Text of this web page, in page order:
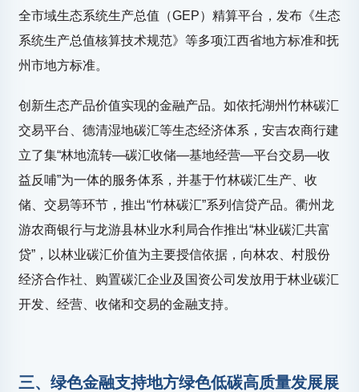
全市域生态系统生产总值（GEP）精算平台，发布《生态
系统生产总值核算技术规范》等多项江西省地方标准和抚
州市地方标准。
创新生态产品价值实现的金融产品。如依托湖州竹林碳汇
交易平台、德清湿地碳汇等生态经济体系，安吉农商行建
立了集“林地流转—碳汇收储—基地经营—平台交易—收
益反哺”为一体的服务体系，并基于竹林碳汇生产、收
储、交易等环节，推出“竹林碳汇”系列信贷产品。衢州龙
游农商银行与龙游县林业水利局合作推出“林业碳汇共富
贷”，以林业碳汇价值为主要授信依据，向林农、村股份
经济合作社、购置碳汇企业及国资公司发放用于林业碳汇
开发、经营、收储和交易的金融支持。
三、绿色金融支持地方绿色低碳高质量发展展